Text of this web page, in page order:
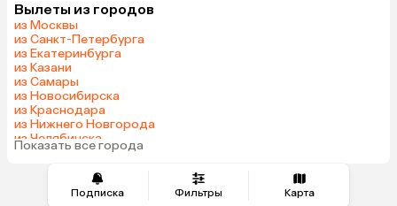
Подписка Фильтры Карта
Оман
Саудовская Аравия
Вылеты из городов
из Москвы
из Санкт-Петербурга
из Екатеринбурга
из Казани
из Самары
из Новосибирска
из Краснодара
из Нижнего Новгорода
из Челябинска
из Тюмени
Показать все города